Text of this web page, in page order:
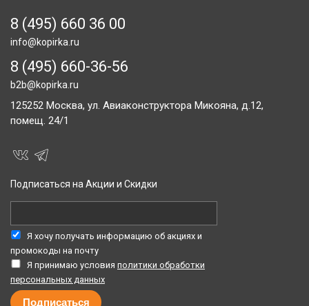
8 (495) 660 36 00
info@kopirka.ru
8 (495) 660-36-56
b2b@kopirka.ru
125252 Москва, ул. Авиаконструктора Микояна, д.12,
помещ. 24/1
Подписаться на Акции и Скидки
Я хочу получать информацию об акциях и
промокоды на почту
Я принимаю условия политики обработки
персональных данных